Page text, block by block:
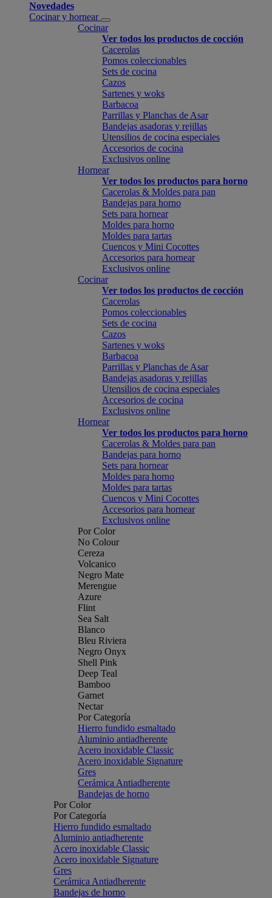
Novedades
Cocinar y hornear
Cocinar
Ver todos los productos de cocción
Cacerolas
Pomos coleccionables
Sets de cocina
Cazos
Sartenes y woks
Barbacoa
Parrillas y Planchas de Asar
Bandejas asadoras y rejillas
Utensilios de cocina especiales
Accesorios de cocina
Exclusivos online
Hornear
Ver todos los productos para horno
Cacerolas & Moldes para pan
Bandejas para horno
Sets para hornear
Moldes para horno
Moldes para tartas
Cuencos y Mini Cocottes
Accesorios para hornear
Exclusivos online
Cocinar
Ver todos los productos de cocción
Cacerolas
Pomos coleccionables
Sets de cocina
Cazos
Sartenes y woks
Barbacoa
Parrillas y Planchas de Asar
Bandejas asadoras y rejillas
Utensilios de cocina especiales
Accesorios de cocina
Exclusivos online
Hornear
Ver todos los productos para horno
Cacerolas & Moldes para pan
Bandejas para horno
Sets para hornear
Moldes para horno
Moldes para tartas
Cuencos y Mini Cocottes
Accesorios para hornear
Exclusivos online
Por Color
No Colour
Cereza
Volcanico
Negro Mate
Merengue
Azure
Flint
Sea Salt
Blanco
Bleu Riviera
Negro Onyx
Shell Pink
Deep Teal
Bamboo
Garnet
Nectar
Por Categoría
Hierro fundido esmaltado
Aluminio antiadherente
Acero inoxidable Classic
Acero inoxidable Signature
Gres
Cerámica Antiadherente
Bandejas de horno
Por Color
Por Categoría
Hierro fundido esmaltado
Aluminio antiadherente
Acero inoxidable Classic
Acero inoxidable Signature
Gres
Cerámica Antiadherente
Bandejas de horno